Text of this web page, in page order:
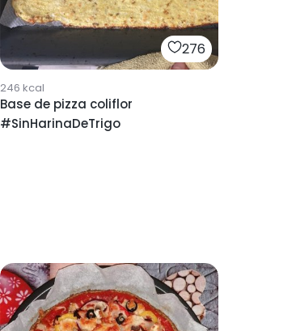
276
246 kcal
Base de pizza coliflor
#SinHarinaDeTrigo